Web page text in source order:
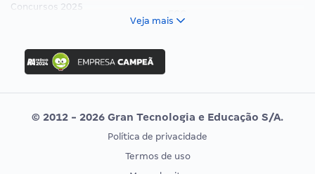
Concursos 2025
Concurso Ibama
Concurso MPU
Editais publicados
Vunesp
CONCURSOS POR PROFISSÃO
EXAME DE ORDEM
Veja mais
© 2012 - 2026 Gran Tecnologia e Educação S/A.
Política de privacidade
Termos de uso